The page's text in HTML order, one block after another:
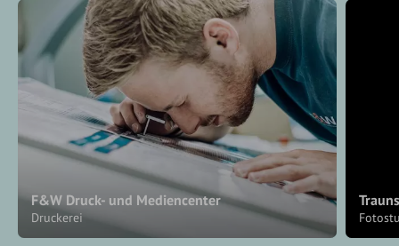
F&W Druck- und Mediencenter
Druckerei